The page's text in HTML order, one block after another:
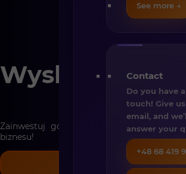
See more →
Contact
Do you have
touch! Give
email, and
answer your
+48 68 419
Wyskaluj swój
Zainwestuj godzinę swojego czasu w
biznesu!
ZAREZERWUJ TERMIN